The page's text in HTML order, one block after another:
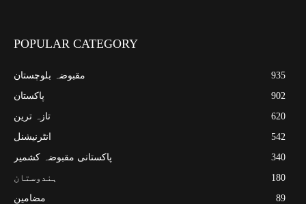
POPULAR CATEGORY
مقبوضہ بلوچستان
935
پاکستان
902
تازہ ترین
620
انٹرنیشنل
542
پاکستانی مقبوضہ کشمیر
340
ہندوستان
180
مضامین
89